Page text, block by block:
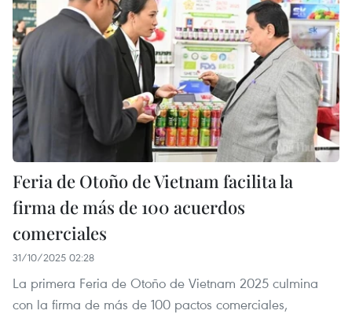
Feria de Otoño de Vietnam facilita la
firma de más de 100 acuerdos
comerciales
31/10/2025 02:28
La primera Feria de Otoño de Vietnam 2025 culmina
con la firma de más de 100 pactos comerciales,